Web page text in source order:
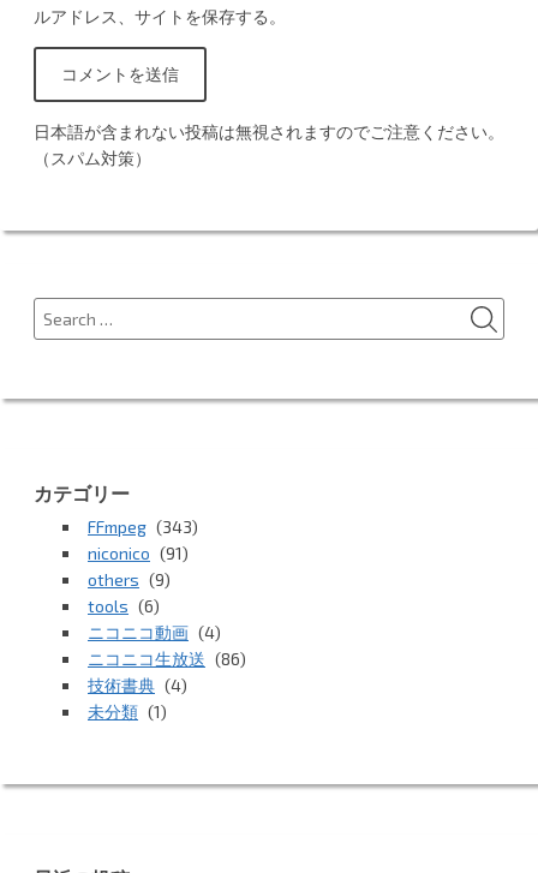
ルアドレス、サイトを保存する。
日本語が含まれない投稿は無視されますのでご注意ください。
（スパム対策）
Search
for:
カテゴリー
FFmpeg (343)
niconico (91)
others (9)
tools (6)
ニコニコ動画 (4)
ニコニコ生放送 (86)
技術書典 (4)
未分類 (1)